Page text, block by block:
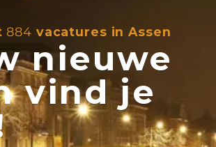
884 vacatures in Assen
nieuwe
vind je